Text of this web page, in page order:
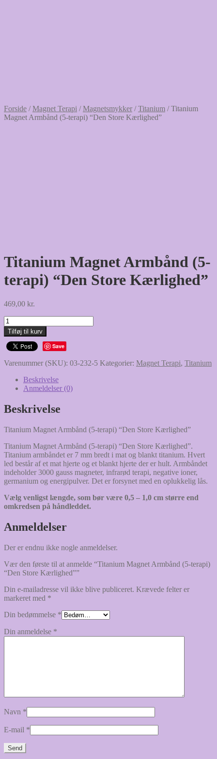
Forside /Magnet Terapi /Magnetsmykker /Titanium /Titanium
Magnet Armbånd (5-terapi) “Den Store Kærlighed”
Titanium Magnet Armbånd (5-
terapi) “Den Store Kærlighed”
469,00 kr.
Titanium
Magnet
Armbånd
(5-
"Den
Kærlighed"
antal
Tilføj til kurv
Save
Varenummer (SKU): 03-232-5 Kategorier: Magnet Terapi, Titanium
Beskrivelse
Anmeldelser (0)
Beskrivelse
Titanium Magnet Armbånd (5-terapi) “Den Store Kærlighed”
Titanium Magnet Armbånd (5-terapi) “Den Store Kærlighed”.
Titanium armbåndet er 7 mm bredt i mat og blankt titanium. Hvert
led består af et mat hjerte og et blankt hjerte der er hult. Armbåndet
indeholder 3000 gauss magneter, infrarød terapi, negative ioner,
germanium og energipulver. Det er forsynet med en oplukkelig lås.
Vælg venligst længde, som bør være 0,5 – 1,0 cm større end
omkredsen på håndleddet.
Anmeldelser
Der er endnu ikke nogle anmeldelser.
Vær den første til at anmelde “Titanium Magnet Armbånd (5-terapi)
“Den Store Kærlighed””
Din e-mailadresse vil ikke blive publiceret. Krævede felter er
markeret med *
Din bedømmelse *
Din anmeldelse *
Navn *
E-mail *